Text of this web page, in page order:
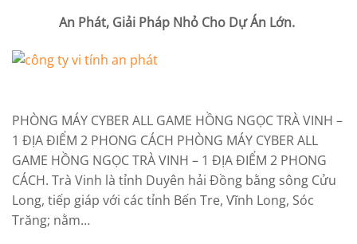
An Phát, Giải Pháp Nhỏ Cho Dự Án Lớn.
PHÒNG MÁY CYBER ALL GAME HỒNG NGỌC TRÀ VINH –
1 ĐỊA ĐIỂM 2 PHONG CÁCH PHÒNG MÁY CYBER ALL
GAME HỒNG NGỌC TRÀ VINH – 1 ĐỊA ĐIỂM 2 PHONG
CÁCH. Trà Vinh là tỉnh Duyên hải Đồng bằng sông Cửu
Long, tiếp giáp với các tỉnh Bến Tre, Vĩnh Long, Sóc
Trăng; nằm…